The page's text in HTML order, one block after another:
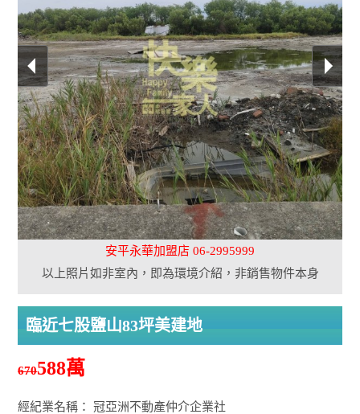
安平永華加盟店 06-2995999
以上照片如非室內，即為環境介紹，非銷售物件本身
臨近七股鹽山83坪美建地
670588萬
經紀業名稱： 冠亞洲不動產仲介企業社